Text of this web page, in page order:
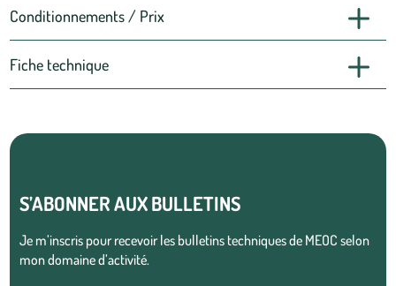
Conditionnements / Prix
Fiche technique
S’ABONNER AUX BULLETINS
Je m’inscris pour recevoir les bulletins techniques de MEOC selon
mon domaine d’activité.